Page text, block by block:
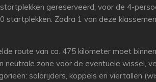
gereserveerd, voor de 4-
startplekken. Zodra 1 van deze
route van ca. 475 kilometer moet
neutrale zone voor de eventuele wissel,
solorijders, koppels en viertallen